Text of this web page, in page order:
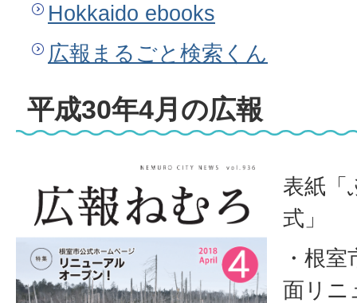
Hokkaido ebooks
広報まるごと検索くん
平成30年4月の広報
表紙「
式」
・根
面リニ